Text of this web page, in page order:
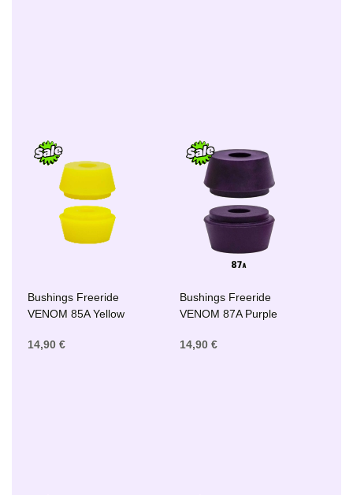
Bushings Freeride
VENOM 85A Yellow
14,90 €
Bushings Freeride
VENOM 87A Purple
14,90 €